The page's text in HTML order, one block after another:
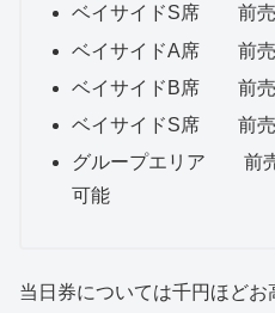
ベイサイドS席 前売
ベイサイドA席 前売
ベイサイドB席 前売
ベイサイドS席 前売
グループエリア 前
可能
当日券については千円ほどお